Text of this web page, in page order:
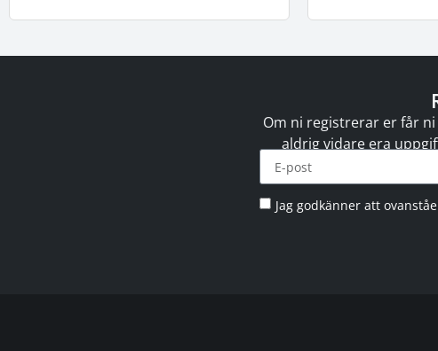
Om ni registrerar er får
aldrig vidare era
Jag godkänner att